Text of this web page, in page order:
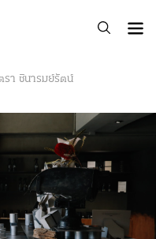
า ชินารมย์รัตน์